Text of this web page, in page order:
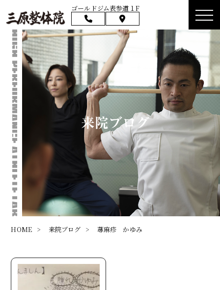
ゴールドジム表参道１F
来院ブログ
HOME > 来院ブログ > 蕁麻疹 かゆみ